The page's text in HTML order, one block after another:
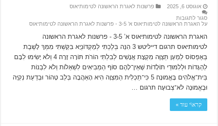
אוגוסט 6, 2025
פרשנות לאגרת הראשונה לטימותיאוס
סגור לתגובות
על האגרת הראשונה לטימותיאוס א’ 3-5 ‫- פרשנות לאגרת הראשונה לטימותיאוס
האגרת הראשונה לטימותיאוס א’ 3-5 ‫- פרשנות לאגרת הראשונה
לטימותיאוס תרגום דייליטש 3 הִנֵּה בְּלֶכְתִּי לְמַקְדּוֹנְיָא בִּקַּשְׁתִּי מִמְּךָ לָשֶׁבֶת
בְּאֶפְסוֹס לְמַעַן תְּצַוֶּה מִקְצָת אֲנָשִׁים לְבִלְתִּי הוֹרֹת תּוֹרָה זָרָה׃ 4 וְלֹא יָשִׂימוּ לִבָּם
לְהַגָּדוֹת וּלְלִמּוּדֵי תוֹלָדוֹת שֶׁאֵין־לָהֶם סוֹף הַמְבִיאִים לִשְׁאֵלוֹת וְלֹא לִבְנוֹת
בֵּית־אֱלֹהִים בָּאֱמוּנָה׃ 5 כִּי־תַכְלִית הַמִּצְוָה הִיא הָאַהֲבָה בְּלֵב טָהוֹר וּבְדַעַת נְקִיָּה
וּבֶאֱמוּנָה לֹא־צְבוּעָה׃ תרגום …
קרא\י עוד »